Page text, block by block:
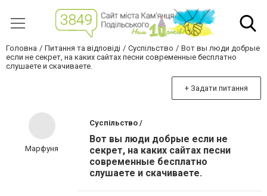
Головна Питання та відповіді Суспільство
Вот вы люди добрые
если не секрет, на каких сайтах песни современные бесплатно
слушаете и скачиваете.
+ Задати питання
Марфуня
Суспільство /
Вот вы люди добрые если не
секрет, на каких сайтах песни
современные бесплатно
слушаете и скачиваете.